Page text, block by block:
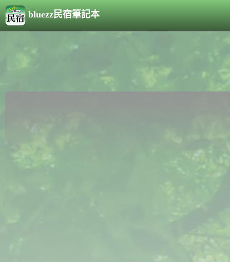
bluezz民宿筆記本